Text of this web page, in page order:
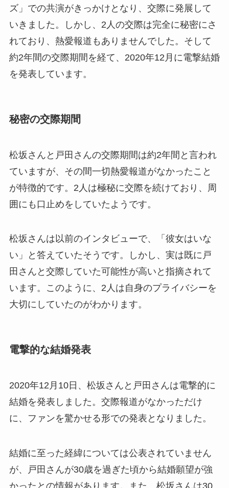
ズ」での共演がきっかけとなり、交際に発展して
いきました。しかし、2人の交際は完全に秘密にさ
れており、熱愛報道もありませんでした。そして
約2年間の交際期間を経て、2020年12月に電撃結婚
を発表しています。
秘密の交際期間
松坂さんと戸田さんの交際期間は約2年間と言われ
ていますが、その間一切熱愛報道がなかったこと
が特徴的です。2人は極秘に交際を続けており、周
囲にも口止めをしていたようです。
松坂さんは以前のインタビューで、「彼女はいな
い」と答えていたそうです。しかし、実は既に戸
田さんと交際していた可能性が高いと指摘されて
います。このように、2人は自身のプライバシーを
大切にしていたのがわかります。
電撃的な結婚発表
2020年12月10日、松坂さんと戸田さんは電撃的に
結婚を発表しました。交際報道がなかっただけ
に、ファンを驚かせる形での発表となりました。
結婚に至った経緯については公表されていません
が、戸田さんが30歳を過ぎた頃から結婚願望が強
かったとの情報があります。また、松坂さんは30